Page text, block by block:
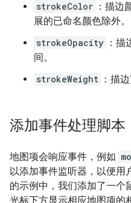
strokeColor ：描边
展的已命名颜色除外。
strokeOpacity ：描
间。
strokeWeight ：描
添加事件处理脚本
地图项会响应事件，例如
以添加事件监听器，以便用
的示例中，我们添加了一个
光标下方显示相应地图项的